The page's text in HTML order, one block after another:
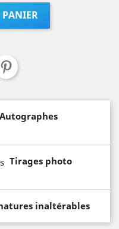
PANIER
Autographes
Tirages photo
inaltérables